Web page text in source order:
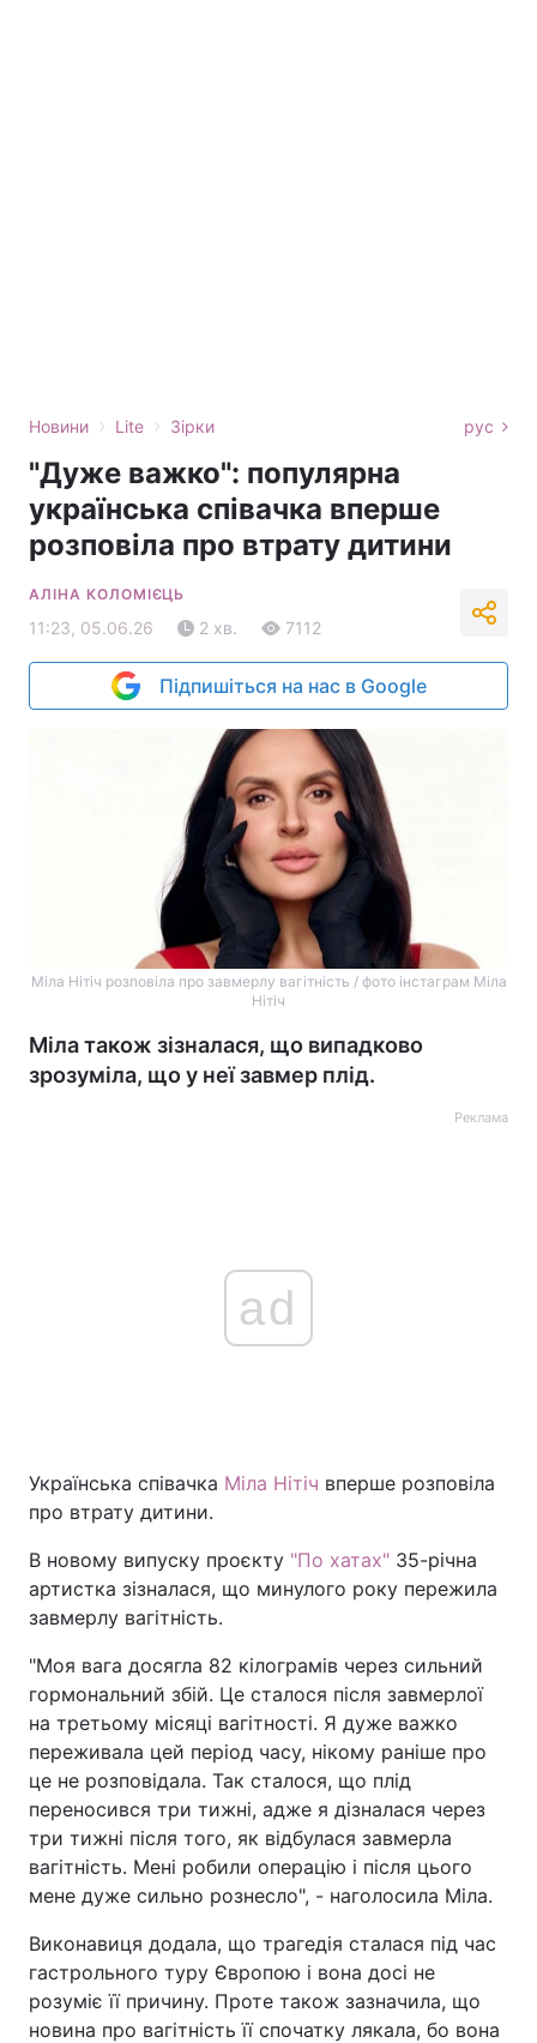
Новини › Lite › Зірки рус
"Дуже важко": популярна
українська співачка вперше
розповіла про втрату дитини
АЛІНА КОЛОМІЄЦЬ
11:23, 05.06.26 2 хв. 7112
Підпишіться на нас в Google
Міла Нітіч розповіла про завмерлу вагітність / фото інстаграм Міла
Нітіч
Міла також зізналася, що випадково
зрозуміла, що у неї завмер плід.
Реклама
ad
Українська співачка Міла Нітіч вперше розповіла
про втрату дитини.
В новому випуску проєкту "По хатах" 35-річна
артистка зізналася, що минулого року пережила
завмерлу вагітність.
"Моя вага досягла 82 кілограмів через сильний
гормональний збій. Це сталося після завмерлої
на третьому місяці вагітності. Я дуже важко
переживала цей період часу, нікому раніше про
це не розповідала. Так сталося, що плід
переносився три тижні, адже я дізналася через
три тижні після того, як відбулася завмерла
вагітність. Мені робили операцію і після цього
мене дуже сильно рознесло", - наголосила Міла.
Виконавиця додала, що трагедія сталася під час
гастрольного туру Європою і вона досі не
розуміє її причину. Проте також зазначила, що
новина про вагітність її спочатку лякала, бо вона